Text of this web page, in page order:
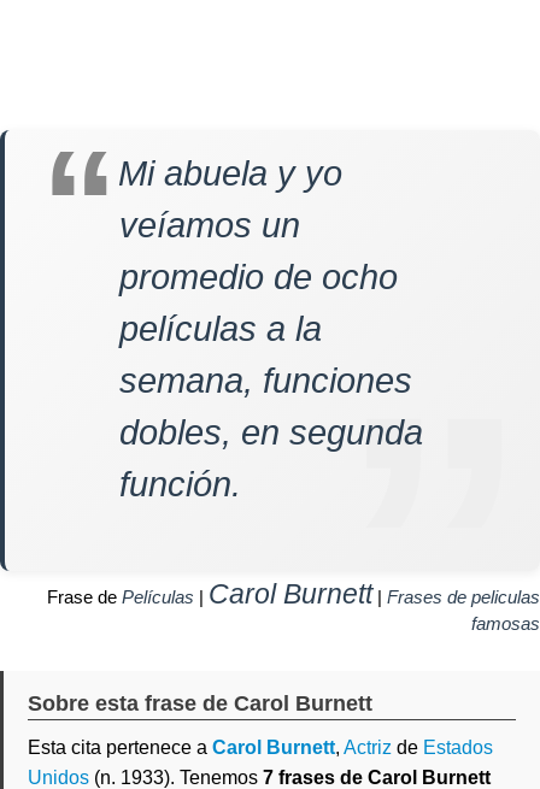
Mi abuela y yo
veíamos un
promedio de ocho
películas a la
semana, funciones
dobles, en segunda
función.
Frase de Películas | Carol Burnett| Frases de peliculas
famosas
Sobre esta frase de Carol Burnett
Esta cita pertenece a Carol Burnett, Actriz de Estados
Unidos (n. 1933). Tenemos 7 frases de Carol Burnett